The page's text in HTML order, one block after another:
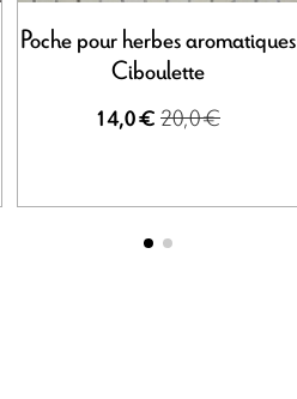
Poche pour herbes aromatiques
Ciboulette
14,0 € 20,0 €